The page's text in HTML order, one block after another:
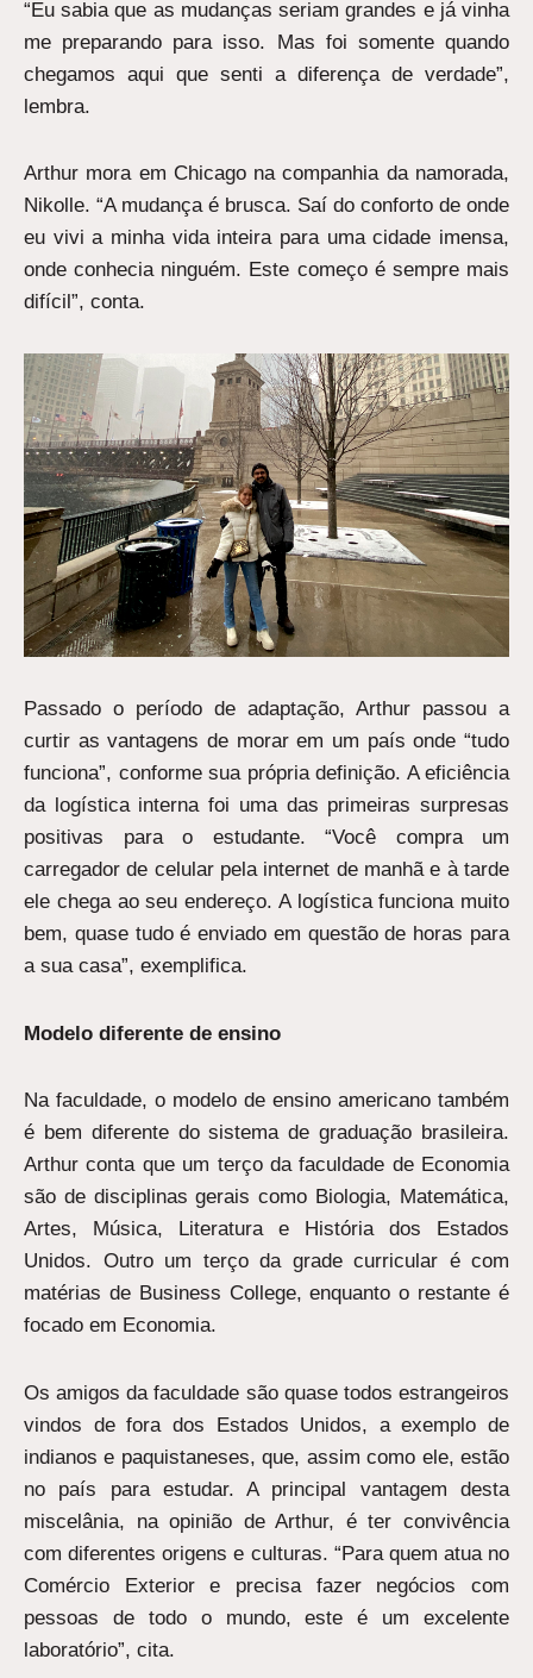
“Eu sabia que as mudanças seriam grandes e já vinha
me preparando para isso. Mas foi somente quando
chegamos aqui que senti a diferença de verdade”,
lembra.
Arthur mora em Chicago na companhia da namorada,
Nikolle. “A mudança é brusca. Saí do conforto de onde
eu vivi a minha vida inteira para uma cidade imensa,
onde conhecia ninguém. Este começo é sempre mais
difícil”, conta.
Passado o período de adaptação, Arthur passou a
curtir as vantagens de morar em um país onde “tudo
funciona”, conforme sua própria definição. A eficiência
da logística interna foi uma das primeiras surpresas
positivas para o estudante. “Você compra um
carregador de celular pela internet de manhã e à tarde
ele chega ao seu endereço. A logística funciona muito
bem, quase tudo é enviado em questão de horas para
a sua casa”, exemplifica.
Modelo diferente de ensino
Na faculdade, o modelo de ensino americano também
é bem diferente do sistema de graduação brasileira.
Arthur conta que um terço da faculdade de Economia
são de disciplinas gerais como Biologia, Matemática,
Artes, Música, Literatura e História dos Estados
Unidos. Outro um terço da grade curricular é com
matérias de Business College, enquanto o restante é
focado em Economia.
Os amigos da faculdade são quase todos estrangeiros
vindos de fora dos Estados Unidos, a exemplo de
indianos e paquistaneses, que, assim como ele, estão
no país para estudar. A principal vantagem desta
miscelânia, na opinião de Arthur, é ter convivência
com diferentes origens e culturas. “Para quem atua no
Comércio Exterior e precisa fazer negócios com
pessoas de todo o mundo, este é um excelente
laboratório”, cita.